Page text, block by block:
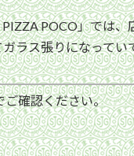
POCO」では
ラス張りになって
ご確認ください。